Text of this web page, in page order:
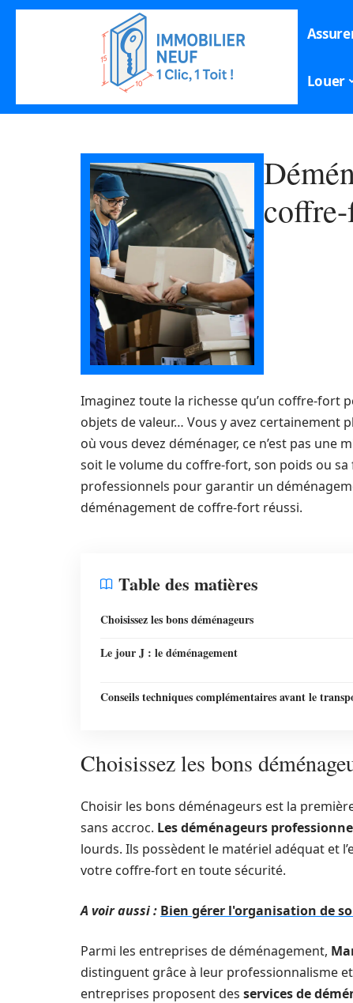
Louer
Imaginez toute la richesse qu’un coffre-fort
objets de valeur… Vous y avez certainement
où vous devez déménager, ce n’est pas une
soit le volume du coffre-fort, son poids ou
professionnels pour garantir un
déménagement de coffre-fort réussi.
Table des matières
Choisissez les bons déménageurs
Le jour J : le déménagement
Conseils techniques complémentaires avant le
Choisissez les bons
Choisir les bons déménageurs est la
sans accroc. Les déménageurs
lourds. Ils possèdent le matériel adéquat et
votre coffre-fort en toute sécurité.
A voir aussi : Bien gérer l'organisation de
Parmi les entreprises de déménagement,
distinguent grâce à leur professionnalisme
entreprises proposent des services de